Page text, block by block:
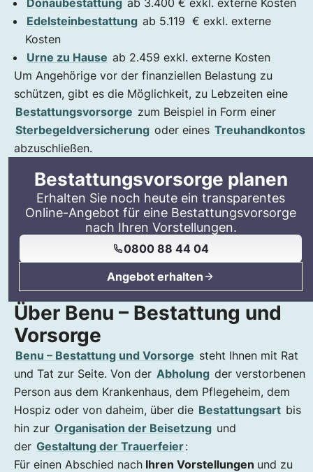
Donaubestattung ab 3.400 € exkl. externe Kosten
Edelsteinbestattung ab 5.119 € exkl. externe
Kosten
Urne zu Hause ab 2.459 exkl. externe Kosten
Um Angehörige vor der finanziellen Belastung zu
schützen, gibt es die Möglichkeit, zu Lebzeiten eine
Bestattungsvorsorge zum Beispiel in Form einer
Sterbegeldversicherung oder eines Treuhandkontos
abzuschließen.
Bestattungsvorsorge planen
Erhalten Sie noch heute ein transparentes
Online-Angebot für eine Bestattungsvorsorge
nach Ihren Vorstellungen.
0800 88 44 04
Angebot erhalten
Über Benu – Bestattung und
Vorsorge
Benu – Bestattung und Vorsorge steht Ihnen mit Rat
und Tat zur Seite. Von der Abholung der verstorbenen
Person aus dem Krankenhaus, dem Pflegeheim, dem
Hospiz oder von daheim, über die Bestattungsart bis
hin zur Organisation der Beisetzung und
der Gestaltung der Trauerfeier:
Für einen Abschied nach Ihren Vorstellungen und zu